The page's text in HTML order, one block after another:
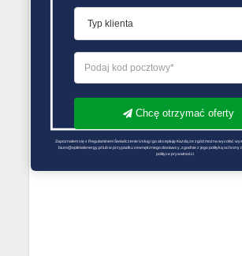
Chcę otrzymać oferty
Zapoznałem się z Regulaminem Świadczenie Usług i go akceptuję Każdą ze zgód można wycofać
biuro@optimalenergy.pl lub w przypadku zewnętrznego dostawcy, zgodnie z jego polityką ochrony
polityce prywatności